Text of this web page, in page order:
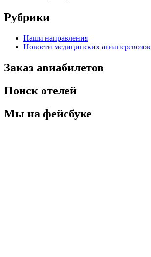
Рубрики
Наши направления
Новости медицинских авиаперевозок
Заказ авиабилетов
Поиск отелей
Мы на фейсбуке